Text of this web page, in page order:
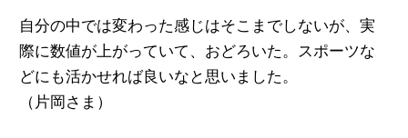
自分の中では変わった感じはそこまでしないが、実
際に数値が上がっていて、おどろいた。スポーツな
どにも活かせれば良いなと思いました。
（片岡さま）